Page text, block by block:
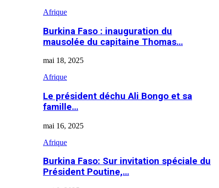
Afrique
Burkina Faso : inauguration du
mausolée du capitaine Thomas…
mai 18, 2025
Afrique
Le président déchu Ali Bongo et sa
famille…
mai 16, 2025
Afrique
Burkina Faso: Sur invitation spéciale du
Président Poutine,…